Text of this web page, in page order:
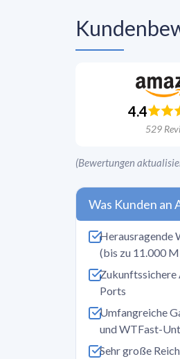
4.4
529
(Bewertungen
Was Kunden an
Herausragende
(bis zu 11.000
Ports
Umfangreiche
und WTFast-
Sehr große